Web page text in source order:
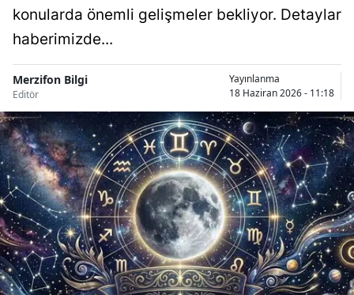
konularda önemli gelişmeler bekliyor. Detaylar
haberimizde...
Merzifon Bilgi
Editör
Yayınlanma
18 Haziran 2026 - 11:18